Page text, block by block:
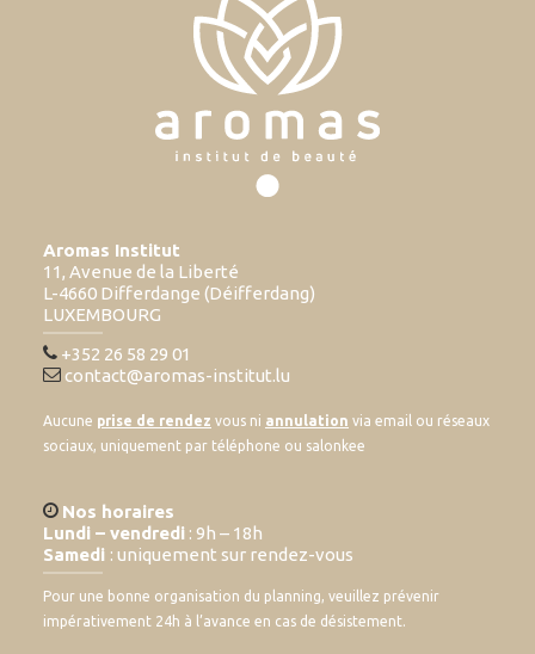
Aromas Institut
11, Avenue de la Liberté
L-4660 Differdange (Déifferdang)
LUXEMBOURG
+352 26 58 29 01
contact@aromas-institut.lu
Aucune prise de rendez vous ni annulation via email ou réseaux
sociaux, uniquement par téléphone ou salonkee
Nos horaires
Lundi – vendredi : 9h – 18h
Samedi : uniquement sur rendez-vous
Pour une bonne organisation du planning, veuillez prévenir
impérativement 24h à l’avance en cas de désistement.